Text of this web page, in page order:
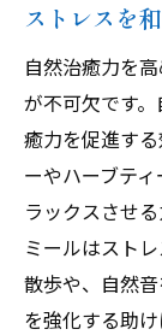
ストレスを
自然治癒力を
が不可欠です
癒力を促進す
ーやハーブテ
ラックスさせ
ミールはスト
散歩や、自然
を強化する助